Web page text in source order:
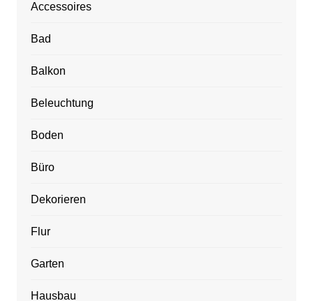
Accessoires
Bad
Balkon
Beleuchtung
Boden
Büro
Dekorieren
Flur
Garten
Hausbau